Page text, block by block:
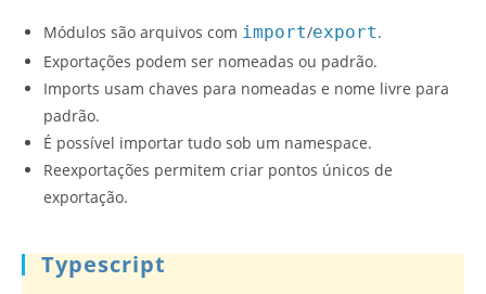
Módulos são arquivos com import/export.
Exportações podem ser nomeadas ou padrão.
Imports usam chaves para nomeadas e nome livre para
padrão.
É possível importar tudo sob um namespace.
Reexportações permitem criar pontos únicos de
exportação.
Typescript